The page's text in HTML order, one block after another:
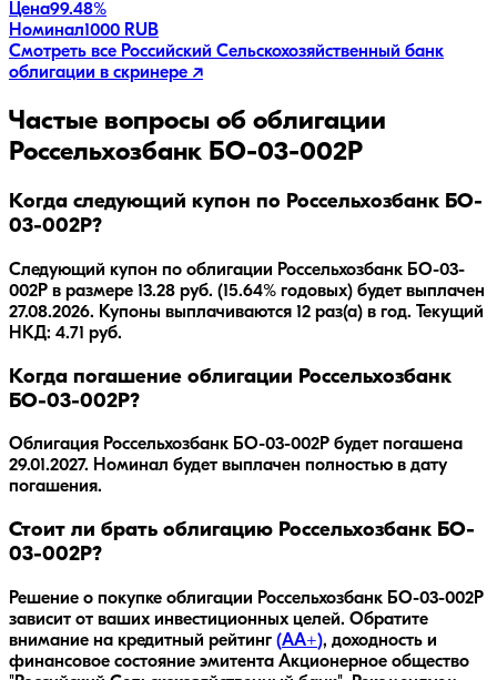
Цена99.48%
Номинал1000 RUB
Смотреть все Российский Сельскохозяйственный банк
облигации в скринере ↗
Частые вопросы об облигации
Россельхозбанк БO-03-002P
Когда следующий купон по Россельхозбанк БO-
03-002P?
Следующий купон по облигации Россельхозбанк БO-03-
002P в размере 13.28 руб. (15.64% годовых) будет выплачен
27.08.2026. Купоны выплачиваются 12 раз(а) в год. Текущий
НКД: 4.71 руб.
Когда погашение облигации Россельхозбанк
БO-03-002P?
Облигация Россельхозбанк БO-03-002P будет погашена
29.01.2027. Номинал будет выплачен полностью в дату
погашения.
Стоит ли брать облигацию Россельхозбанк БO-
03-002P?
Решение о покупке облигации Россельхозбанк БO-03-002P
зависит от ваших инвестиционных целей. Обратите
внимание на кредитный рейтинг (AA+), доходность и
финансовое состояние эмитента Акционерное общество